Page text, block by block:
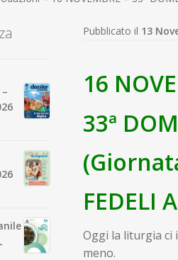
Pubblicato il 13
16
33ª
FEDELI
Oggi la liturgia ci
meno.